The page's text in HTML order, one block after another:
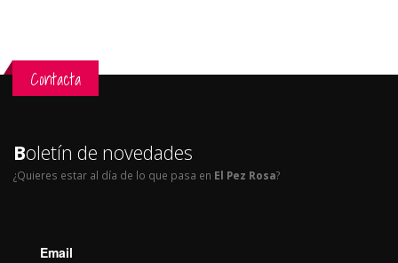
Contacta
Boletín de novedades
¿Quieres estar al día de lo que pasa en El Pez Rosa?